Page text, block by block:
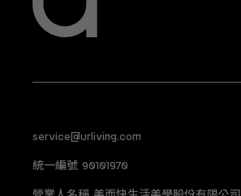
service@urliving.com
統一編號 90101970